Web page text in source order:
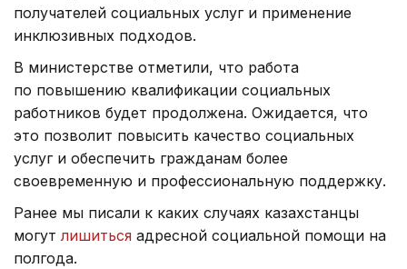
получателей социальных услуг и применение
инклюзивных подходов.
В министерстве отметили, что работа
по повышению квалификации социальных
работников будет продолжена. Ожидается, что
это позволит повысить качество социальных
услуг и обеспечить гражданам более
своевременную и профессиональную поддержку.
Ранее мы писали к каких случаях казахстанцы
могутлишиться адресной социальной помощи на
полгода.